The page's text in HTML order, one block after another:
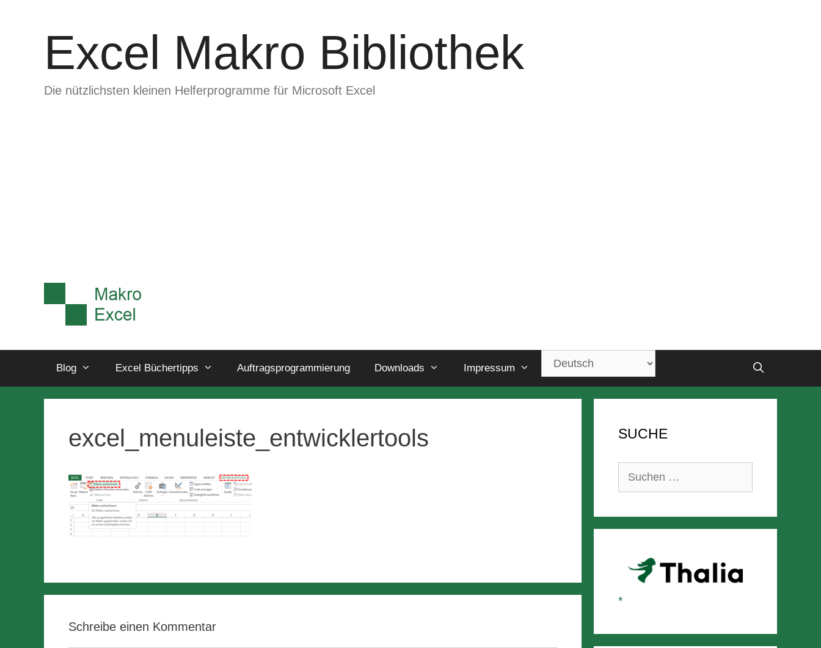
Excel Makro Bibliothek
Die nützlichsten kleinen Helferprogramme für Microsoft Excel
Blog Excel Büchertipps Auftragsprogrammierung Downloads Impressum
excel_menuleiste_entwicklertools
Schreibe einen Kommentar
SUCHE
Suchen